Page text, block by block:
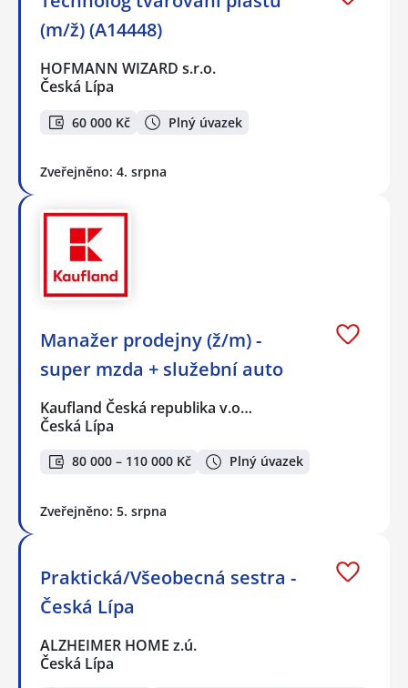
(m/ž) (A14448)
HOFMANN WIZARD s.r.o.
Česká Lípa
60 000 Kč Plný úvazek
Zveřejněno: 4. srpna
Manažer prodejny (ž/m) -
super mzda + služební auto
Kaufland Česká republika v.o…
Česká Lípa
80 000 – 110 000 Kč Plný úvazek
Zveřejněno: 5. srpna
Praktická/Všeobecná sestra -
Česká Lípa
ALZHEIMER HOME z.ú.
Česká Lípa